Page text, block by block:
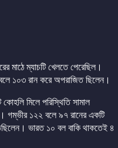
মাঠে ম্যাচটি খেলতে পেরেছিল।
১০৩ রান করে অপরাজিত ছিলেন।
মিলে পরিস্থিতি সামাল
গম্ভীর ১২২ বলে ৯৭ রানের একটি
ভারত ১০ বল বাকি থাকতেই ৪